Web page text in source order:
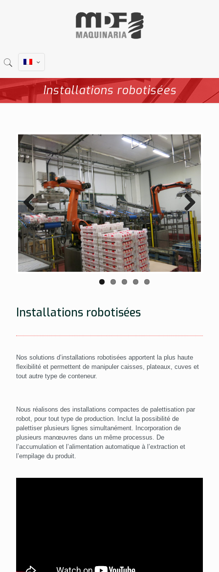
Installations robotisées
Previous Next
Installations robotisées
Nos solutions d’installations robotisées apportent la plus haute
flexibilité et permettent de manipuler caisses, plateaux, cuves et
tout autre type de conteneur.
Nous réalisons des installations compactes de palettisation par
robot, pour tout type de production. Inclut la possibilité de
palettiser plusieurs lignes simultanément. Incorporation de
plusieurs manœuvres dans un même processus. De
l’accumulation et l’alimentation automatique à l’extraction et
l’empilage du produit.